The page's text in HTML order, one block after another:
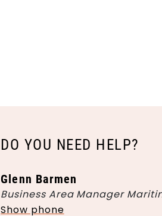
DO YOU NEED HELP?
Glenn Barmen
Business Area Manager
Show phone